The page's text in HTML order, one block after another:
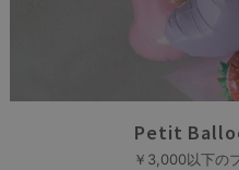
Petit
￥3,000以下の